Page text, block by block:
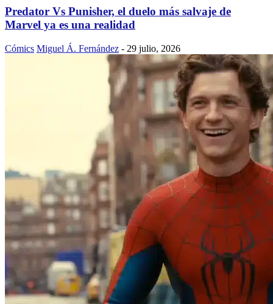
Predator Vs Punisher, el duelo más salvaje de
Marvel ya es una realidad
Cómics Miguel Á. Fernández - 29 julio, 2026